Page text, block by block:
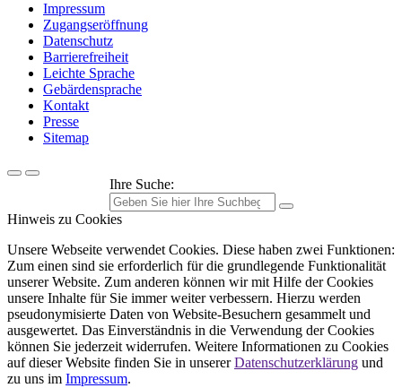
Impressum
Zugangseröffnung
Datenschutz
Barrierefreiheit
Leichte Sprache
Gebärdensprache
Kontakt
Presse
Sitemap
Ihre Suche:
Hinweis zu Cookies
Unsere Webseite verwendet Cookies. Diese haben zwei Funktionen:
Zum einen sind sie erforderlich für die grundlegende Funktionalität
unserer Website. Zum anderen können wir mit Hilfe der Cookies
unsere Inhalte für Sie immer weiter verbessern. Hierzu werden
pseudonymisierte Daten von Website-Besuchern gesammelt und
ausgewertet. Das Einverständnis in die Verwendung der Cookies
können Sie jederzeit widerrufen. Weitere Informationen zu Cookies
auf dieser Website finden Sie in unsererDatenschutzerklärung und
zu uns im Impressum.